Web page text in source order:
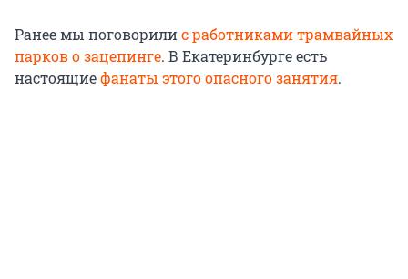
Ранее мы поговорилис работниками трамвайных
парков о зацепинге. В Екатеринбурге есть
настоящиефанаты этого опасного занятия.